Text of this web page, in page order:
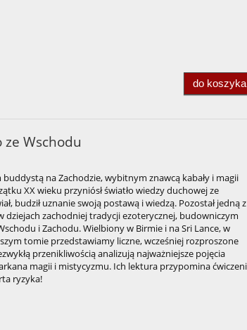
do koszyka
ze Wschodu
na Zachodzie, wybitnym znawcą kabały i magii
XX wieku przyniósł światło wiedzy duchowej ze
budził uznanie swoją postawą i wiedzą. Pozostał jedną z
dziejach zachodniej tradycji ezoterycznej, budowniczym
i Zachodu. Wielbiony w Birmie i na Sri Lance, w
tomie przedstawiamy liczne, wcześniej rozproszone
przenikliwością analizują najważniejsze pojęcia
magii i mistycyzmu. Ich lektura przypomina
ryzyka!